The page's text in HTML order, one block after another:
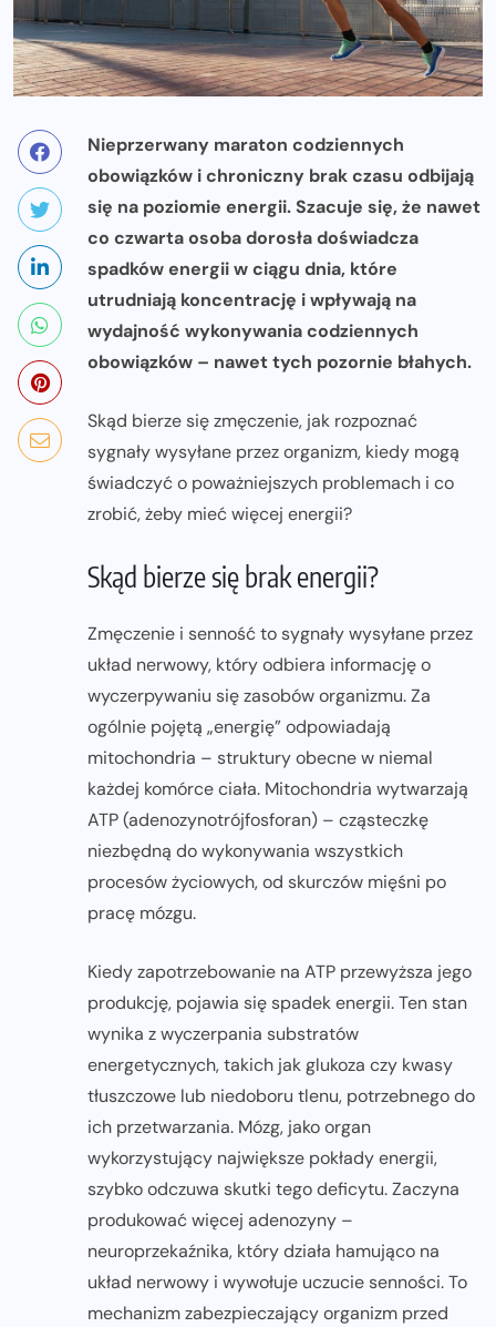
Nieprzerwany maraton codziennych
obowiązków i chroniczny brak czasu odbijają
się na poziomie energii. Szacuje się, że nawet
co czwarta osoba dorosła doświadcza
spadków energii w ciągu dnia, które
utrudniają koncentrację i wpływają na
wydajność wykonywania codziennych
obowiązków – nawet tych pozornie błahych.
Skąd bierze się zmęczenie, jak rozpoznać
sygnały wysyłane przez organizm, kiedy mogą
świadczyć o poważniejszych problemach i co
zrobić, żeby mieć więcej energii?
Skąd bierze się brak energii?
Zmęczenie i senność to sygnały wysyłane przez
układ nerwowy, który odbiera informację o
wyczerpywaniu się zasobów organizmu. Za
ogólnie pojętą „energię” odpowiadają
mitochondria – struktury obecne w niemal
każdej komórce ciała. Mitochondria wytwarzają
ATP (adenozynotrójfosforan) – cząsteczkę
niezbędną do wykonywania wszystkich
procesów życiowych, od skurczów mięśni po
pracę mózgu.
Kiedy zapotrzebowanie na ATP przewyższa jego
produkcję, pojawia się spadek energii. Ten stan
wynika z wyczerpania substratów
energetycznych, takich jak glukoza czy kwasy
tłuszczowe lub niedoboru tlenu, potrzebnego do
ich przetwarzania. Mózg, jako organ
wykorzystujący największe pokłady energii,
szybko odczuwa skutki tego deficytu. Zaczyna
produkować więcej adenozyny –
neuroprzekaźnika, który działa hamująco na
układ nerwowy i wywołuje uczucie senności. To
mechanizm zabezpieczający organizm przed